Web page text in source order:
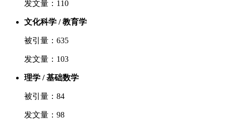
发文量：110
文化科学 / 教育学
被引量：635
发文量：103
理学 / 基础数学
被引量：84
发文量：98